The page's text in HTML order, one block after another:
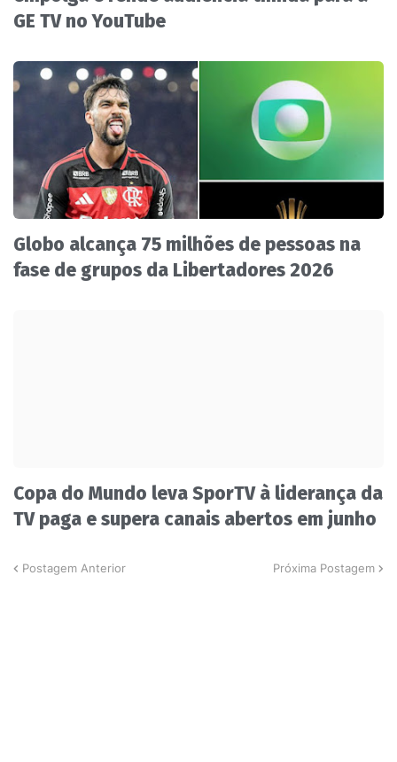
GE TV no YouTube
Globo alcança 75 milhões de pessoas na
fase de grupos da Libertadores 2026
Copa do Mundo leva SporTV à liderança da
TV paga e supera canais abertos em junho
Postagem Anterior Próxima Postagem